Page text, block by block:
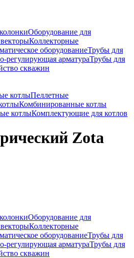
Оборудование для
Коллекторные
оборудованиеТрубы для
регулирующая арматураТрубы для
скважин
котлыПеллетные
Комбинированные котлы
котлыКомплектующие для котлов
Zota
Оборудование для
Коллекторные
оборудованиеТрубы для
регулирующая арматураТрубы для
скважин